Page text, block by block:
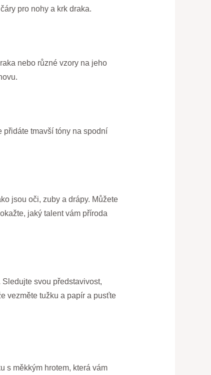
pro nohy a krk draka.
nebo různé vzory na jeho
přidáte tmavší tóny na spodní
jsou oči, zuby a drápy. Můžete
jaký talent vám příroda
svou představivost,
vezměte tužku a papír a pusťte
s měkkým hrotem, která vám